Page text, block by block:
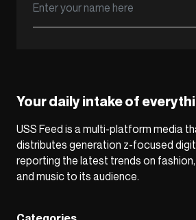
Your daily intake of
USS Feed is a multi-platform media
distributes generation z-focused
reporting the latest trends on
and music to its audience.